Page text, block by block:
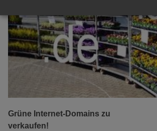
Grüne Internet-Domains zu
verkaufen!